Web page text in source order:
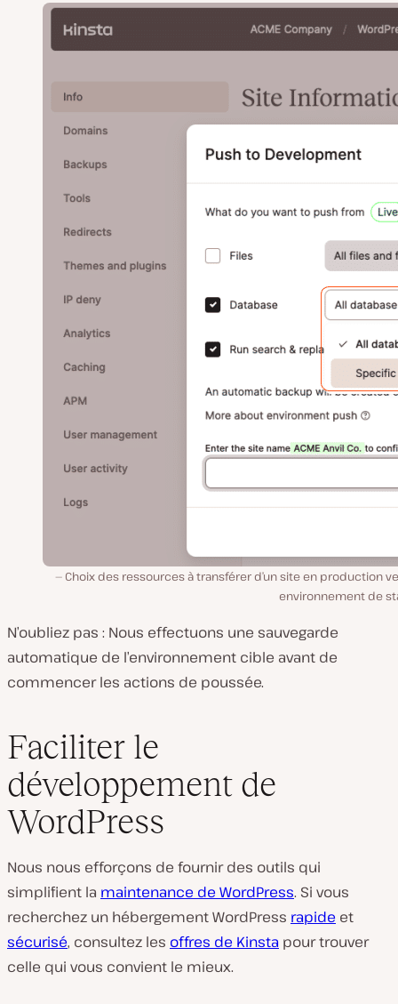
Choix des ressources à transférer d’un site en production
environnement de
N’oubliez pas : Nous effectuons une sauvegarde
automatique de l’environnement cible avant de
commencer les actions de poussée.
Faciliter le
développement de
WordPress
Nous nous efforçons de fournir des outils qui
simplifient la maintenance de WordPress. Si vous
recherchez un hébergement WordPress rapide et
sécurisé, consultez les offres de Kinsta pour trouver
celle qui vous convient le mieux.